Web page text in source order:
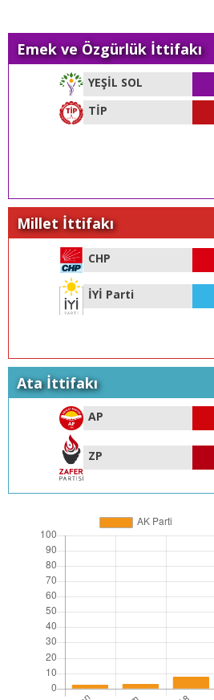
Emek ve Özgürlük İttifakı
YEŞİL SOL
TİP
Millet İttifakı
CHP
İYİ Parti
Ata İttifakı
AP
ZP